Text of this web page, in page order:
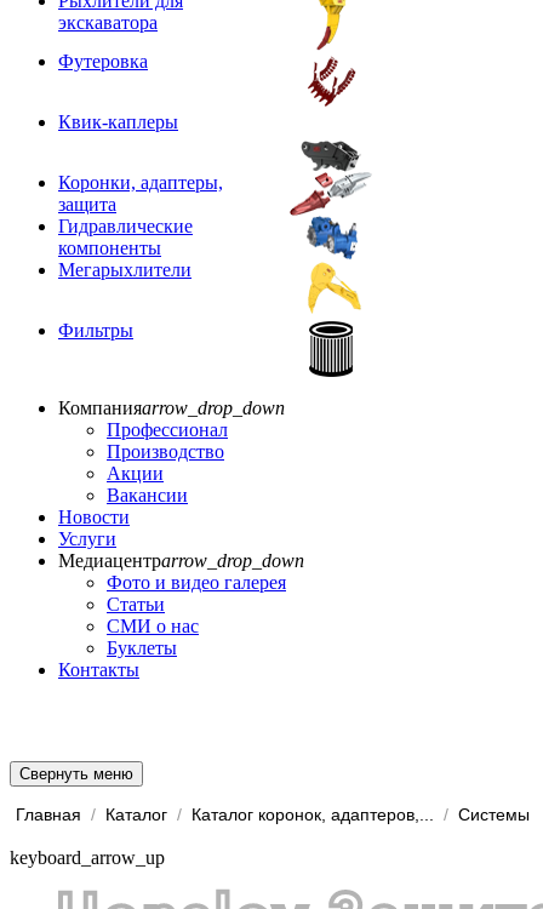
экскаватора
Футеровка
Квик-каплеры
Коронки, адаптеры,
защита
Гидравлические
компоненты
Мегарыхлители
Фильтры
Компанияarrow_drop_down
Профессионал
Производство
Акции
Вакансии
Новости
Услуги
Медиацентрarrow_drop_down
Фото и видео галерея
Статьи
СМИ о нас
Буклеты
Контакты
Свернуть меню
Главная / Каталог / Каталог коронок, адаптеров,... /
keyboard_arrow_up